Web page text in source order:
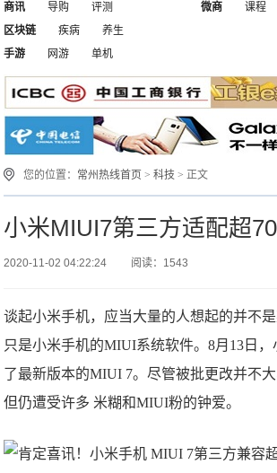
商讯
导购 评测
微商
课程
区块链
疾病
养生
手游
网游 单机
您的位置： 常州热线首页 >科技 > 正文
小米MIUI7第三方适配超
2020-11-02 04:22:24 阅读：1543
谈起小米手机，应当大量的人想起的并不是
只是小米手机的MIUI系统软件。8月13日
了最新版本的MIUI 7。尽管被批更改并不大
但仍遭受许多 米糊和MIUI粉的钟爱。